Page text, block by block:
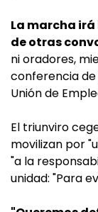
La marcha
de otras
ni oradores,
conferencia de
Unión de
El triunviro
movilizan por
"a la
unidad: "Para